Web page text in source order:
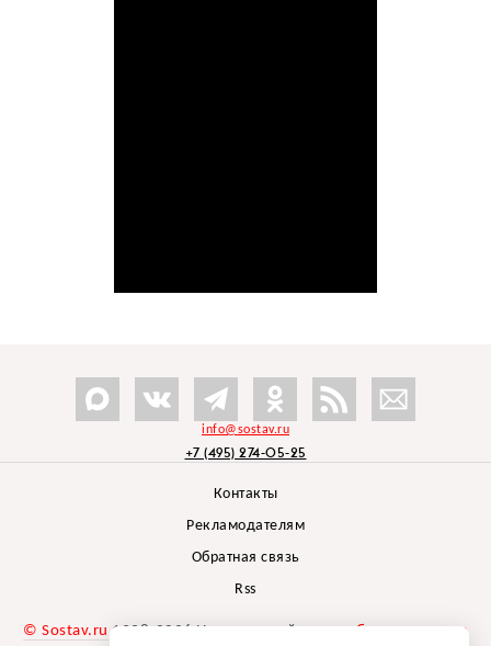
info@sostav.ru
+7 (495) 274-05-25
Контакты
Рекламодателям
Обратная связь
Rss
© Sostav.ru 1998-2026 Независимый проектбрендингового